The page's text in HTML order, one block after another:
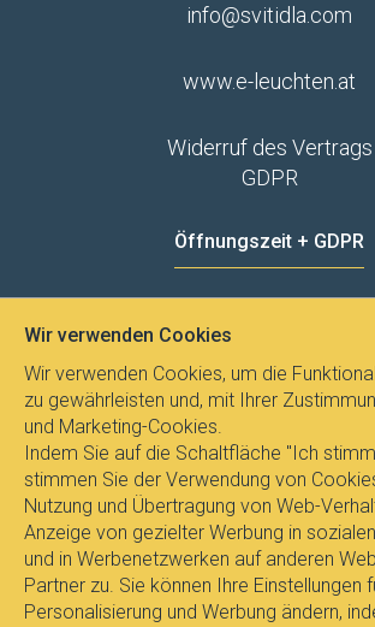
info@svitidla.com
www.e-leuchten.at
Widerruf des Vertrags
GDPR
Öffnungszeit + GDPR
Wir verwenden Cookies
Wir verwenden Cookies, um die
zu gewährleisten und, mit Ihrer
und Marketing-Cookies.
Indem Sie auf die Schaltfläche "Ich
stimmen Sie der Verwendung von
Nutzung und Übertragung von Web-
Anzeige von gezielter Werbung in
und in Werbenetzwerken auf anderen
Partner zu. Sie können Ihre Einstellungen
Personalisierung und Werbung ändern,